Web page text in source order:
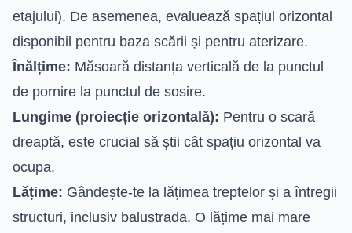
etajului). De asemenea, evaluează spațiul orizontal
disponibil pentru baza scării și pentru aterizare.
Înălțime: Măsoară distanța verticală de la punctul
de pornire la punctul de sosire.
Lungime (proiecție orizontală): Pentru o scară
dreaptă, este crucial să știi cât spațiu orizontal va
ocupa.
Lățime: Gândește-te la lățimea treptelor și a întregii
structuri, inclusiv balustrada. O lățime mai mare